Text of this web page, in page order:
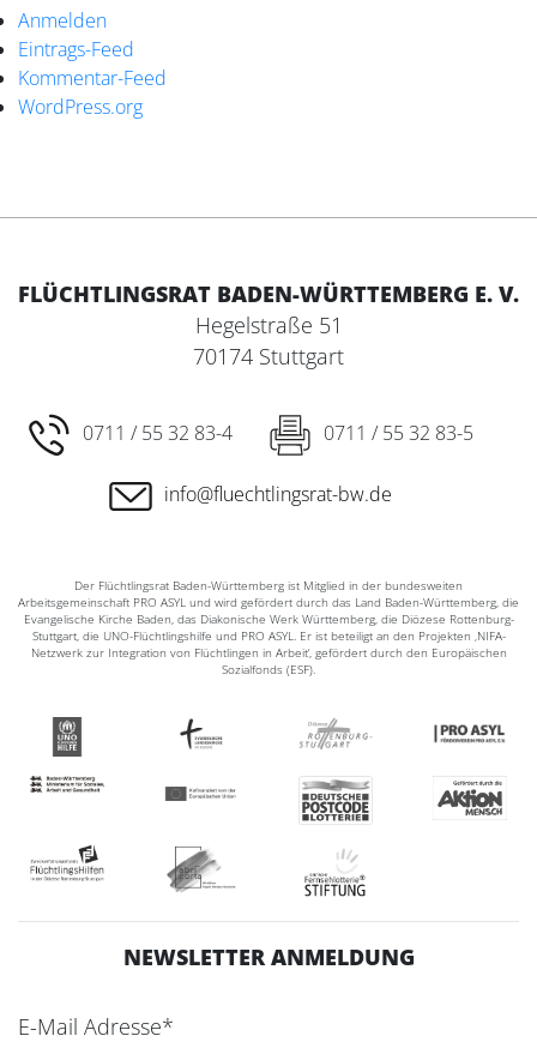
Anmelden
Eintrags-Feed
Kommentar-Feed
WordPress.org
FLÜCHTLINGSRAT BADEN-WÜRTTEMBERG E. V.
Hegelstraße 51
70174 Stuttgart
0711 / 55 32 83-4 0711 / 55 32 83-5
info@fluechtlingsrat-bw.de
Der Flüchtlingsrat Baden-Württemberg ist Mitglied in der bundesweiten
Arbeitsgemeinschaft PRO ASYL und wird gefördert durch das Land Baden-Württemberg, die
Evangelische Kirche Baden, das Diakonische Werk Württemberg, die Diözese Rottenburg-
Stuttgart, die UNO-Flüchtlingshilfe und PRO ASYL. Er ist beteiligt an den Projekten ‚NIFA-
Netzwerk zur Integration von Flüchtlingen in Arbeit‘, gefördert durch den Europäischen
Sozialfonds (ESF).
NEWSLETTER ANMELDUNG
E-Mail Adresse*